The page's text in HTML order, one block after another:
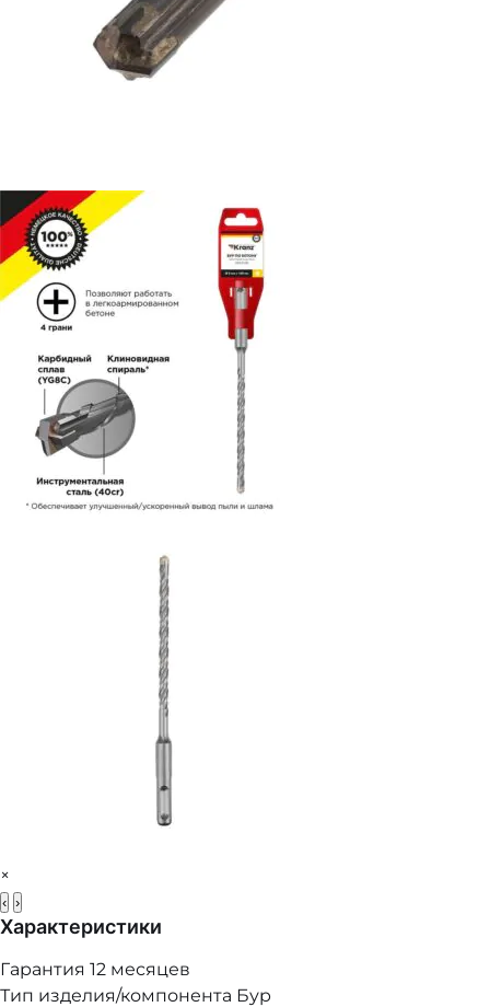
×
‹ ›
Характеристики
Гарантия 12 месяцев
Тип изделия/компонента Бур